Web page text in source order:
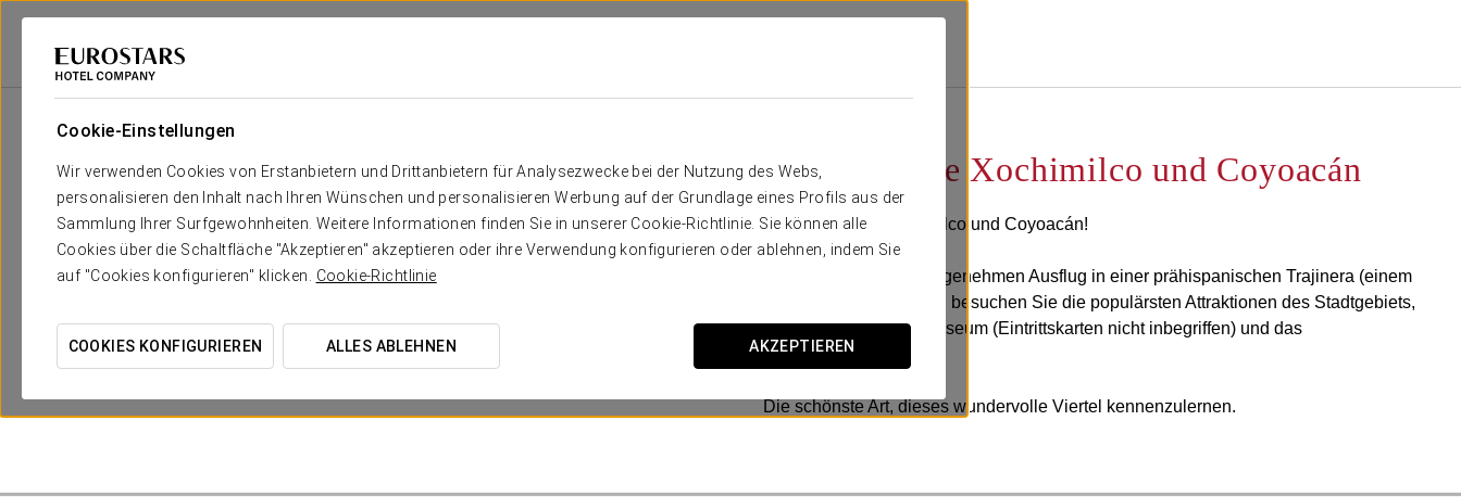
Cookie-Einstellungen
Wir verwenden Cookies von Erstanbietern und Drittanbietern für Analysezwecke bei der Nutzung des Webs,
personalisieren den Inhalt nach Ihren Wünschen und personalisieren Werbung auf der Grundlage eines Profils aus der
Sammlung Ihrer Surfgewohnheiten. Weitere Informationen finden Sie in unserer Cookie-Richtlinie. Sie können alle
Cookies über die Schaltfläche "Akzeptieren" akzeptieren oder ihre Verwendung konfigurieren oder ablehnen, indem Sie
auf "Cookies konfigurieren" klicken. Cookie-Richtlinie
COOKIES KONFIGURIEREN ALLES ABLEHNEN AKZEPTIEREN
Eurostars Hotel Company
Besuchen Sie Xochimilco und Coyoacán
Entdecken Sie Xochimilco und Coyoacán!
Genießen Sie einen angenehmen Ausflug in einer prähispanischen Trajinera (einem
traditionellem Boot) und besuchen Sie die populärsten Attraktionen des Stadtgebiets,
wie das Frida Kahlo Museum (Eintrittskarten nicht inbegriffen) und das
Aztekenstadion.
Die schönste Art, dieses wundervolle Viertel kennenzulernen.